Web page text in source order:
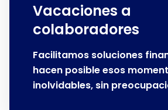
Vacaciones a
colaboradores
Facilitamos soluciones
hacen posible esos
inolvidables, sin